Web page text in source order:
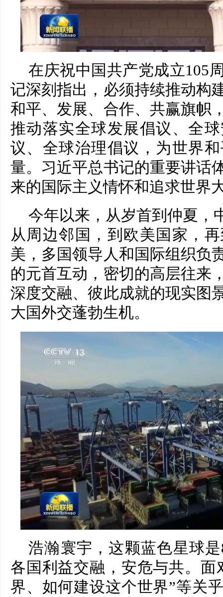
在庆祝中国共产党成立105
记深刻指出，必须持续推动构
和平、发展、合作、共赢旗帜
推动落实全球发展倡议、全
议、全球治理倡议，为世界
量。习近平总书记的重要讲话
来的国际主义情怀和追求世界
今年以来，从岁首到仲夏，
从周边邻国，到欧美国家，
美，多国领导人和国际组织负
的元首互动，密切的高层往来
深度交融、彼此成就的现实图
大国外交蓬勃生机。
浩瀚寰宇，这颗蓝色星球
各国利益交融，安危与共。面
界、如何建设这个世界”等关